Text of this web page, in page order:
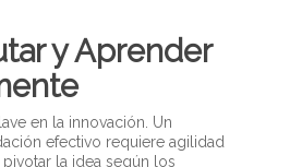
y Aprender
en la innovación. Un
efectivo requiere agilidad
la idea según los